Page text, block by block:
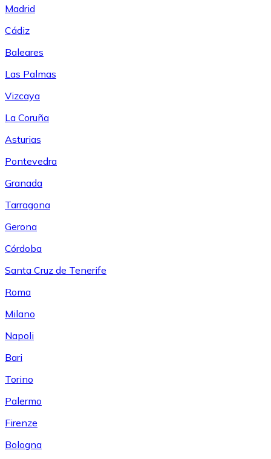
Madrid
Cádiz
Baleares
Las Palmas
Vizcaya
La Coruña
Asturias
Pontevedra
Granada
Tarragona
Gerona
Córdoba
Santa Cruz de Tenerife
Roma
Milano
Napoli
Bari
Torino
Palermo
Firenze
Bologna